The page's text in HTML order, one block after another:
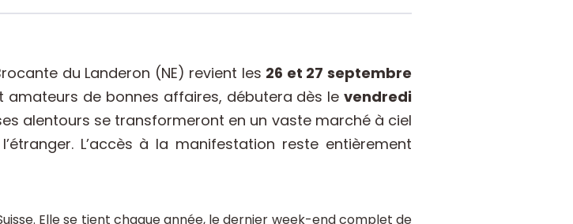
du Landeron (NE) revient les 26 et 27 septembre
amateurs de bonnes affaires, débutera dès le vendredi
alentours se transformeront en un vaste marché à ciel
L’accès à la manifestation reste entièrement
Elle se tient chaque année, le dernier week-end complet de